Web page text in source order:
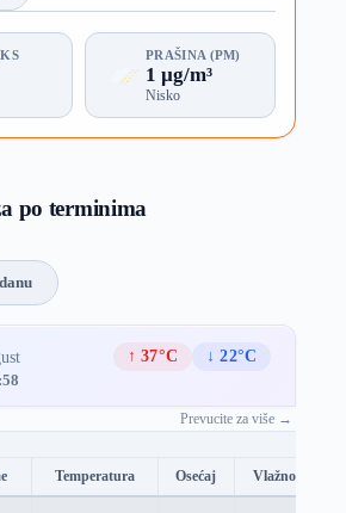
PRAŠINA (PM)
1 µg/m³
Nisko
po terminima
↑ 37°C
↓ 22°C
Prevucite za više →
Temperatura Osećaj Vlažnost